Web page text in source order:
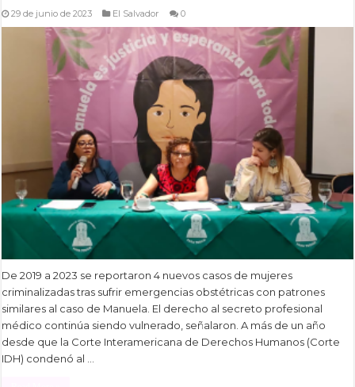
29 de junio de 2023 El Salvador 0
De 2019 a 2023 se reportaron 4 nuevos casos de mujeres
criminalizadas tras sufrir emergencias obstétricas con patrones
similares al caso de Manuela. El derecho al secreto profesional
médico continúa siendo vulnerado, señalaron. A más de un año
desde que la Corte Interamericana de Derechos Humanos (Corte
IDH) condenó al …